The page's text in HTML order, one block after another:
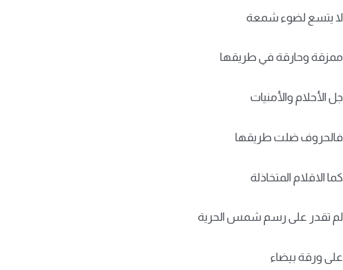
لا يتسع لضوء شمعة
ممزقة وحارقة في طريقها
جل الأحلام والأمنيات
فالحروف ضلت طريقها
كما الاقلام المتخاذلة
لم تقدر على رسم شمس الحرية
على ورقة بيضاء